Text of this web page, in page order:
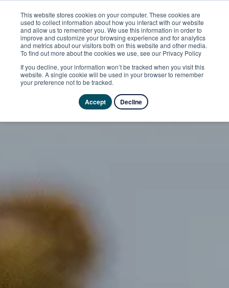
This website stores cookies on your computer. These cookies are
used to collect information about how you interact with our website
and allow us to remember you. We use this information in order to
improve and customize your browsing experience and for analytics
and metrics about our visitors both on this website and other media.
To find out more about the cookies we use, see our Privacy Policy
If you decline, your information won’t be tracked when you visit this
website. A single cookie will be used in your browser to remember
your preference not to be tracked.
Accept Decline